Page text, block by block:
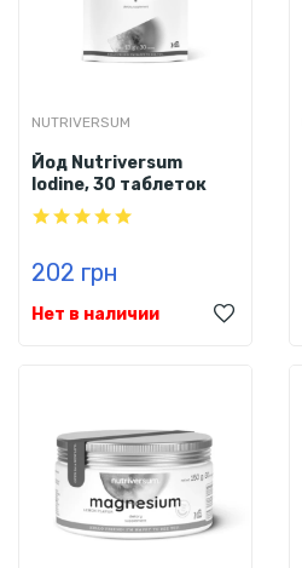
NUTRIVERSUM
Йод Nutriversum
Iodine, 30 таблеток
202 грн
Нет в наличии